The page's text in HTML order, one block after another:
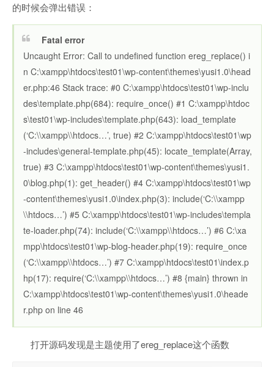
的时候会弹出错误：
Fatal error
Uncaught Error: Call to undefined function ereg_replace() i
n C:\xampp\htdocs\test01\wp-content\themes\yusi1.0\head
er.php:46 Stack trace: #0 C:\xampp\htdocs\test01\wp-inclu
des\template.php(684): require_once() #1 C:\xampp\htdoc
s\test01\wp-includes\template.php(643): load_template
(‘C:\\xampp\\htdocs…’, true) #2 C:\xampp\htdocs\test01\wp
-includes\general-template.php(45): locate_template(Array,
true) #3 C:\xampp\htdocs\test01\wp-content\themes\yusi1.
0\blog.php(1): get_header() #4 C:\xampp\htdocs\test01\wp
-content\themes\yusi1.0\index.php(3): include(‘C:\\xampp
\\htdocs…’) #5 C:\xampp\htdocs\test01\wp-includes\templa
te-loader.php(74): include(‘C:\\xampp\\htdocs…’) #6 C:\xa
mpp\htdocs\test01\wp-blog-header.php(19): require_once
(‘C:\\xampp\\htdocs…’) #7 C:\xampp\htdocs\test01\index.p
hp(17): require(‘C:\\xampp\\htdocs…’) #8 {main} thrown in
C:\xampp\htdocs\test01\wp-content\themes\yusi1.0\heade
r.php on line 46
打开源码发现是主题使用了ereg_replace这个函数